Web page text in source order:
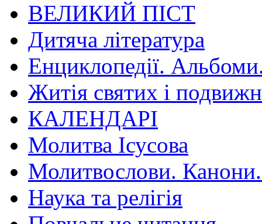
ВЕЛИКИЙ ПІСТ
Дитяча література
Енциклопедії.
Житія святих і
КАЛЕНДАРІ
Молитва Ісусова
Молитвослови.
Наука та релігія